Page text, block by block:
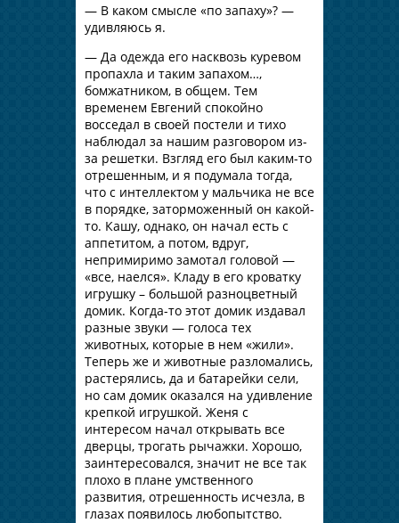
— В каком смысле «по запаху»? —
удивляюсь я.
— Да одежда его насквозь куревом
пропахла и таким запахом…,
бомжатником, в общем. Тем
временем Евгений спокойно
восседал в своей постели и тихо
наблюдал за нашим разговором из-
за решетки. Взгляд его был каким-то
отрешенным, и я подумала тогда,
что с интеллектом у мальчика не все
в порядке, заторможенный он какой-
то. Кашу, однако, он начал есть с
аппетитом, а потом, вдруг,
непримиримо замотал головой —
«все, наелся». Кладу в его кроватку
игрушку – большой разноцветный
домик. Когда-то этот домик издавал
разные звуки — голоса тех
животных, которые в нем «жили».
Теперь же и животные разломались,
растерялись, да и батарейки сели,
но сам домик оказался на удивление
крепкой игрушкой. Женя с
интересом начал открывать все
дверцы, трогать рычажки. Хорошо,
заинтересовался, значит не все так
плохо в плане умственного
развития, отрешенность исчезла, в
глазах появилось любопытство.